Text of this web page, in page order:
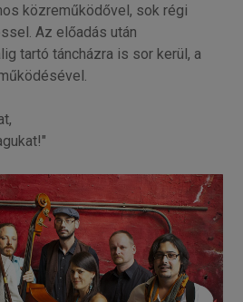
közreműködővel, sok régi
Az előadás után
tartó táncházra is sor kerül, a